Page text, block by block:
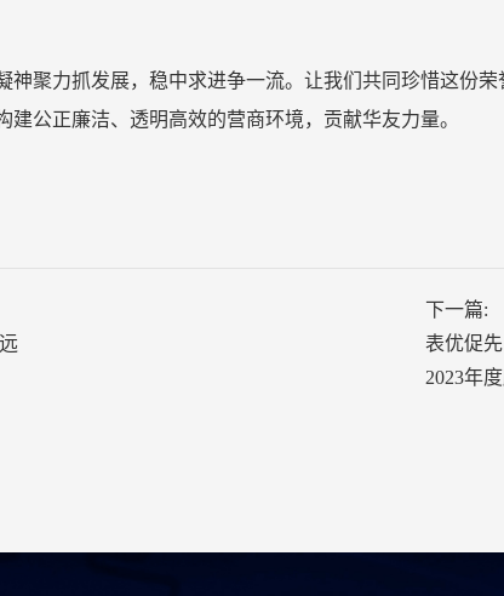
神聚力抓发展，稳中求进争一流。让我们共同珍惜这份荣
建公正廉洁、透明高效的营商环境，贡献华友力量。
下一篇:
表优促
2023年